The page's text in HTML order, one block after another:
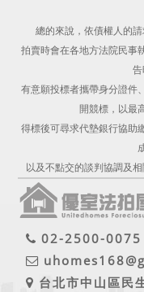
總的來說，依債權人的
拍賣時會在各地方法院民事
告
有意願投標者攜帶身分證件
開競標，以最
得標後可尋求代墊銀行協助
以及不點交的談判協調及
02-2500-0075
台北市中山區民